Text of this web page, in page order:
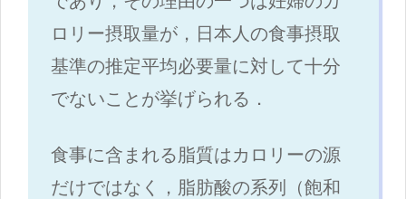
ロリー摂取量が，日本人の食事摂取
基準の推定平均必要量に対して十分
でないことが挙げられる．
食事に含まれる脂質はカロリーの源
だけではなく，脂肪酸の系列（飽和